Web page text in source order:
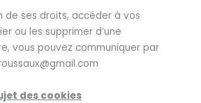
de ses droits, accéder à vos
ou les supprimer d’une
vous pouvez communiquer par
des cookies